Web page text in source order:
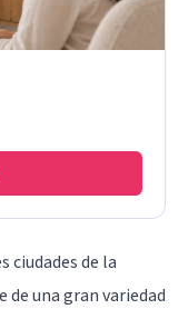
ciudades de la
de una gran variedad